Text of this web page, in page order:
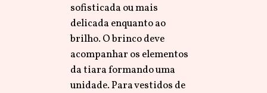
sofisticada ou mais
delicada enquanto ao
brilho. O brinco deve
acompanhar os elementos
da tiara formando uma
unidade. Para vestidos de